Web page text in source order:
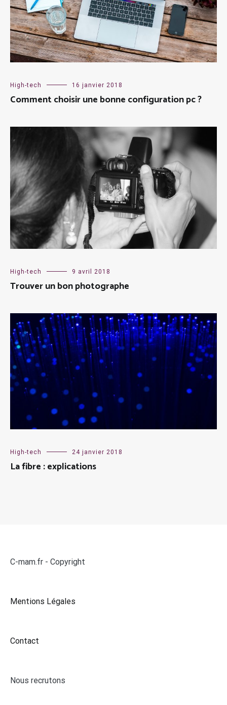
High-tech 16 janvier 2018
Comment choisir une bonne configuration pc ?
High-tech 9 avril 2018
Trouver un bon photographe
High-tech 24 janvier 2018
La fibre : explications
C-mam.fr - Copyright
Mentions Légales
Contact
Nous recrutons